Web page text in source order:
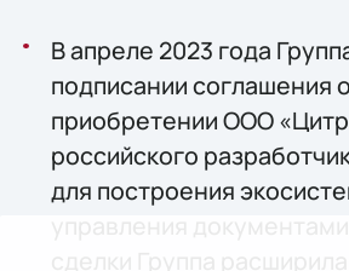
В апреле 2023 года
подписании соглашения о
приобретении ООО
российского
для построения